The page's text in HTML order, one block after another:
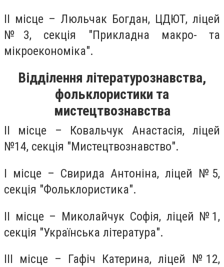
ІІ місце – Люльчак Богдан, ЦДЮТ, ліцей
№3, секція "Прикладна макро- та
мікроекономіка".
Відділення літературознавства,
фольклористики та
мистецтвознавства
ІІ місце – Ковальчук Анастасія, ліцей
№14, секція "Мистецтвознавство".
І місце – Свирида Антоніна, ліцей №5,
секція "Фольклористика".
ІІ місце – Миколайчук Софія, ліцей №1,
секція "Українська література".
ІІІ місце – Гафіч Катерина, ліцей №12,